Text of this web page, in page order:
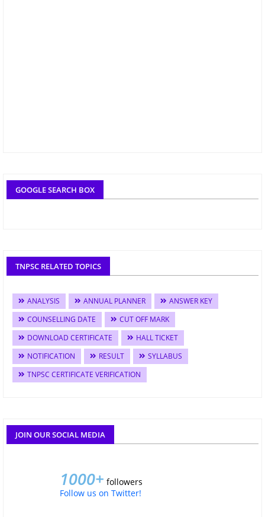
GOOGLE SEARCH BOX
TNPSC RELATED TOPICS
ANALYSIS ANNUAL PLANNER
ANSWER KEY
COUNSELLING DATE
CUT OFF MARK
DOWNLOAD CERTIFICATE
HALL TICKET
NOTIFICATION
RESULT
SYLLABUS
TNPSC CERTIFICATE VERIFICATION
JOIN OUR SOCIAL MEDIA
1000+ followers
Follow us on Twitter!